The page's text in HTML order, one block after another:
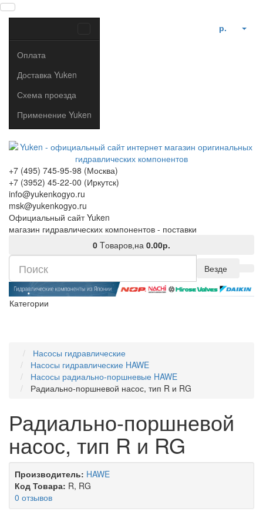
Оплата
Доставка Yuken
Схема проезда
Применение Yuken
р.
+7 (495) 745-95-98 (Москва)
+7 (3952) 45-22-00 (Иркутск)
info@yukenkogyo.ru
msk@yukenkogyo.ru
Официальный сайт Yuken
магазин гидравлических компонентов - поставки
0 Tоваров,на 0.00р.
Везде
Категории
Насосы гидравлические
Насосы гидравлические HAWE
Насосы радиально-поршневые HAWE
Радиально-поршневой насос, тип R и RG
Радиально-поршневой
насос, тип R и RG
Производитель: HAWE
Код Товара: R, RG
0 отзывов